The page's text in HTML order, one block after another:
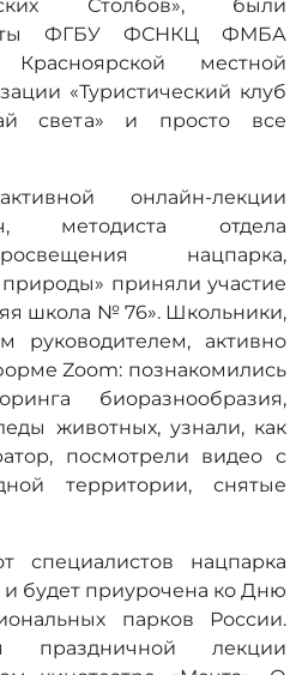
Столбов», были
ФГБУ ФСНКЦ ФМБА
местной
«Туристический клуб
света» и просто все
онлайн-лекции
методиста отдела
нацпарка,
приняли участие
школа № 76». Школьники,
руководителем, активно
Zoom: познакомились
биоразнообразия,
животных, узнали, как
посмотрели видео с
территории, снятые
специалистов нацпарка
и будет приурочена ко Дню
парков России.
праздничной лекции